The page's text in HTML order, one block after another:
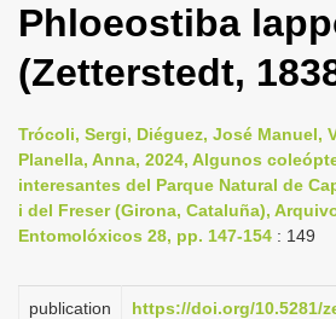
g
l
n
a
v
i
a
Phloeostiba
(Zetterstedt,
Trócoli, Sergi, Diéguez, José Manuel,
Planella, Anna, 2024, Algunos
interesantes del Parque Natural de
i del Freser (Girona, Cataluña),
Entomolóxicos 28, pp. 147-154 : 149
publication
https://doi.org/10.5281/